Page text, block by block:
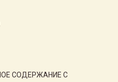
СОДЕРЖАНИЕ С